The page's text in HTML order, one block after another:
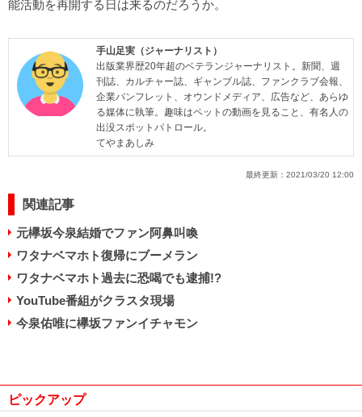
能活動を再開する日は来るのだろうか。
手山足実（ジャーナリスト）
出版業界歴20年超のベテランジャーナリスト。新聞、週
刊誌、カルチャー誌、ギャンブル誌、ファンクラブ会報、
企業パンフレット、オウンドメディア、広告など、あらゆ
る媒体に執筆。趣味はペットの動画を見ること、有名人の
出没スポットパトロール。
てやまあしみ
最終更新： 2021/03/20 12:00
関連記事
元欅坂今泉結婚でファン阿鼻叫喚
ワタナベマホト復帰にブーメラン
ワタナベマホト過去に恐喝でも逮捕!?
YouTube番組がクラスタ現場
今泉佑唯に欅坂ファンイチャモン
ピックアップ